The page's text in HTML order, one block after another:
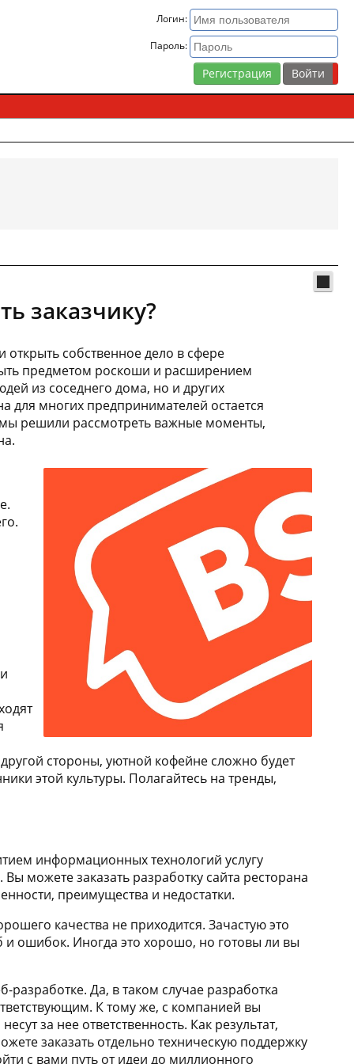
Логин:
Пароль:
Регистрация
заказчику?
собственное дело в сфере
предметом роскоши и расширением
из соседнего дома, но и других
для многих предпринимателей остается
решили рассмотреть важные моменты,
стороны, уютной кофейне сложно будет
этой культуры. Полагайтесь на тренды,
информационных технологий услугу
можете заказать разработку сайта ресторана
преимущества и недостатки.
качества не приходится. Зачастую это
и ошибок. Иногда это хорошо, но готовы ли вы
Да, в таком случае разработка
К тому же, с компанией вы
за нее ответственность. Как результат,
заказать отдельно техническую поддержку
с вами путь от идеи до миллионного